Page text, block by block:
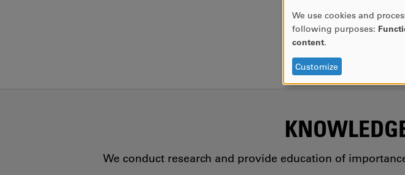
We conduct research and provide education of
USE
OF
DATA
AND
COOKIES
We use cookies and
following purposes:
content.
Customize